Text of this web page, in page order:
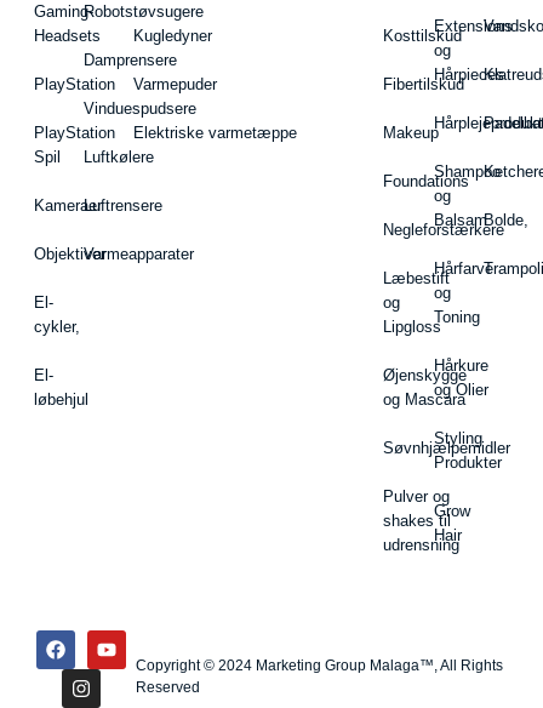
Gaming-
Headsets
PlayStation
PlayStation
Spil
Kameraer
Objektiver
El-
cykler,
El-
løbehjul
Robotstøvsugere
Damprensere
Vinduespudsere
Luftkølere
Luftrensere
Varmeapparater
Kugledyner
Varmepuder
Elektriske varmetæppe
Kosttilskud
Fibertilskud
Makeup
Foundations
Negleforstærkere
Læbestift
og
Lipgloss
Øjenskygge
og Mascara
Søvnhjælpemidler
Pulver og
shakes til
udrensning
Extensions
og
Hårpieces
Shampoo
og
Balsam
Hårfarve
og
Toning
Hårkure
og Olier
Styling
Produkter
Grow
Hair
Vandsko
Bolde,
Copyright © 2024 Marketing Group Malaga™, All Rights
Reserved